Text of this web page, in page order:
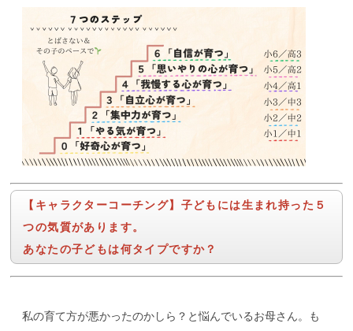
【キャラクターコーチング】子どもには生まれ持った５
つの気質があります。
あなたの子どもは何タイプですか？
私の育て方が悪かったのかしら？と悩んでいるお母さん。も